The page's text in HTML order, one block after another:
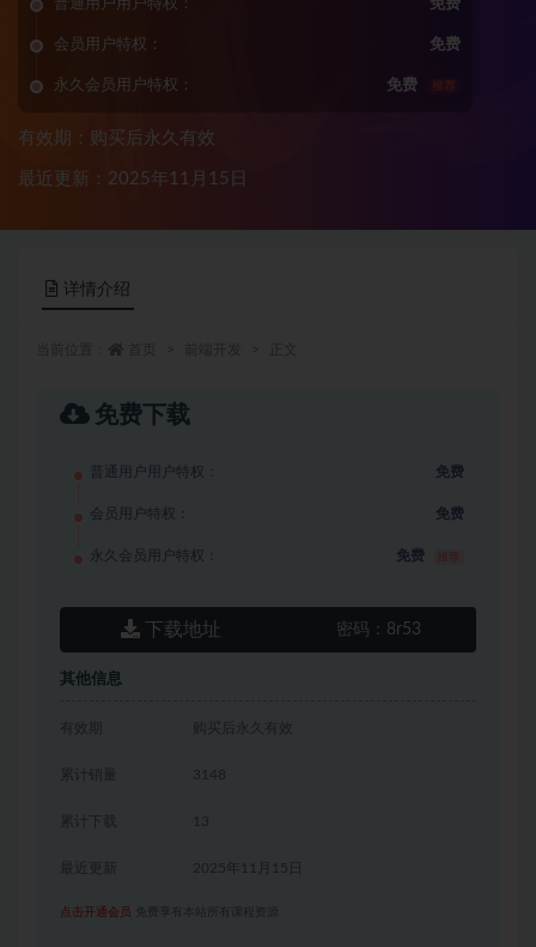
普通用户用户特权： 免费
会员用户特权： 免费
永久会员用户特权： 免费 推荐
有效期：购买后永久有效
最近更新：2025年11月15日
详情介绍
免费下载
普通用户用户特权： 免费
会员用户特权： 免费
永久会员用户特权： 免费
下载地址 密码： 8r53
其他信息
有效期 购买后永久有效
累计销量 3148
累计下载 13
2025年11月15日
点击开通会员 免费享有本站所有课程资源